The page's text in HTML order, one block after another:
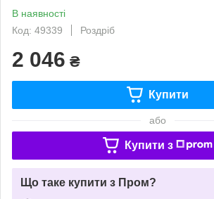
В наявності
Код: 49339
Роздріб
2 046 ₴
Купити
або
Купити з
Що таке купити з Пром?